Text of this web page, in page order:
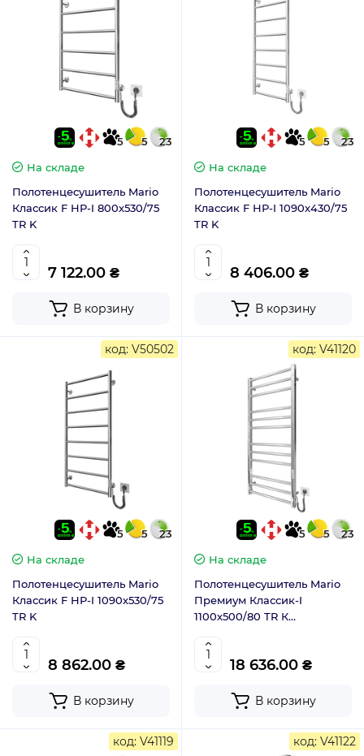
5 5
23
На складе
Полотенцесушитель Mario
Классик F НР-I 800х530/75
TR K
7 122.00 ₴
В корзину
5 5
23
На складе
Полотенцесушитель Mario
Классик F НР-I 1090х430/75
TR K
8 406.00 ₴
В корзину
код: V50502
5 5
23
На складе
Полотенцесушитель Mario
Классик F НР-I 1090х530/75
TR K
8 862.00 ₴
В корзину
код: V41120
5 5
23
На складе
Полотенцесушитель Mario
Премиум Классик-I
1100х500/80 TR К
регулятором
18 636.00 ₴
В корзину
код: V41119 код: V41122